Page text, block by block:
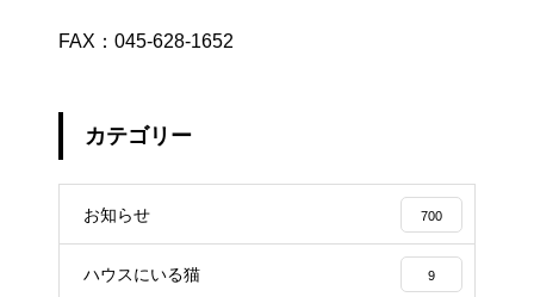
FAX：045-628-1652
カテゴリー
お知らせ 700
ハウスにいる猫 9